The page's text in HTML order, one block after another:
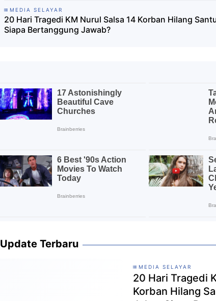
MEDIA SELAYAR
20 Hari Tragedi KM Nurul Salsa 14 Korban Hilang
Siapa Bertanggung Jawab?
Update Terbaru
MEDIA SELAYAR
20 Hari Tragedi
Korban Hilang